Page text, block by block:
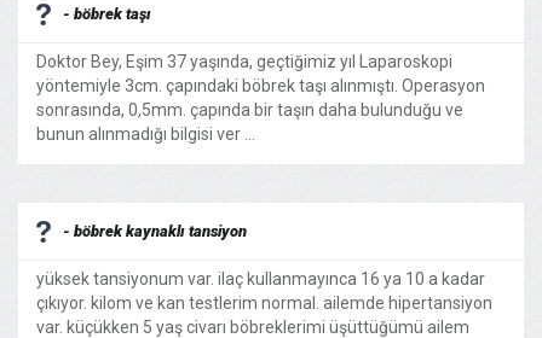
- böbrek taşı
Doktor Bey, Eşim 37 yaşında, geçtiğimiz yıl Laparoskopi
yöntemiyle 3cm. çapındaki böbrek taşı alınmıştı. Operasyon
sonrasında, 0,5mm. çapında bir taşın daha bulunduğu ve
bunun alınmadığı bilgisi ver ...
- böbrek kaynaklı tansiyon
yüksek tansiyonum var. ilaç kullanmayınca 16 ya 10 a kadar
çıkıyor. kilom ve kan testlerim normal. ailemde hipertansiyon
var. küçükken 5 yaş civarı böbreklerimi üşüttüğümü ailem